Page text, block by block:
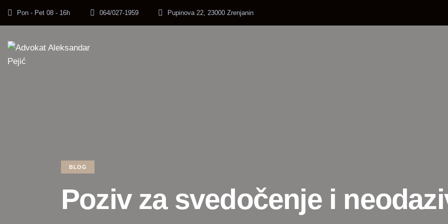
Pon - Pet 08 - 16h 064/027-1959 Pupinova 22, 23000 Zrenjanin
BLOG
Poziv za svedočenje i